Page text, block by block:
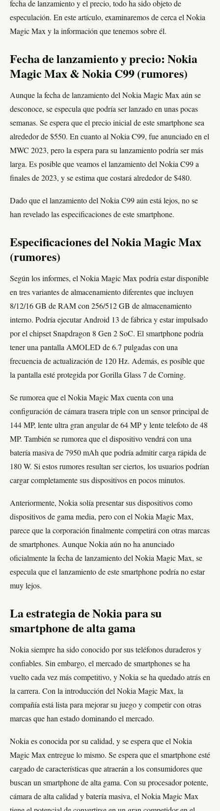
fecha de lanzamiento y el precio, todo ha sido objeto de
especulación. En este artículo, examinaremos de cerca el Nokia
Magic Max y la información que tenemos sobre él.
Fecha de lanzamiento y precio: Nokia
Magic Max & Nokia C99 (rumores)
Aunque la fecha de lanzamiento del Nokia Magic Max aún se
desconoce, se especula que podría ser lanzado en unas pocas
semanas. Se espera que el precio inicial de este smartphone sea
alrededor de $550. En cuanto al Nokia C99, fue anunciado en el
MWC 2023, pero la espera para su lanzamiento podría ser más
larga. Es posible que veamos el lanzamiento del Nokia C99 a
finales de 2023, y se estima que costará alrededor de $480.
Dado que el lanzamiento del Nokia C99 aún está lejos, no se
han revelado las especificaciones de este smartphone.
Especificaciones del Nokia Magic Max
(rumores)
Según los informes, el Nokia Magic Max podría estar disponible
en tres variantes de almacenamiento diferentes que incluyen
8/12/16 GB de RAM con 256/512 GB de almacenamiento
interno. Podría ejecutar Android 13 de fábrica y estar impulsado
por el chipset Snapdragon 8 Gen 2 SoC. El smartphone podría
tener una pantalla AMOLED de 6.7 pulgadas con una
frecuencia de actualización de 120 Hz. Además, es posible que
la pantalla esté protegida por Gorilla Glass 7 de Corning.
Se rumorea que el Nokia Magic Max cuenta con una
configuración de cámara trasera triple con un sensor principal de
144 MP, lente ultra gran angular de 64 MP y lente telefoto de 48
MP. También se rumorea que el dispositivo vendrá con una
batería masiva de 7950 mAh que podría admitir carga rápida de
180 W. Si estos rumores resultan ser ciertos, los usuarios podrían
cargar completamente sus dispositivos en pocos minutos.
Anteriormente, Nokia solía presentar sus dispositivos como
dispositivos de gama media, pero con el Nokia Magic Max,
parece que la corporación finalmente competirá con otras marcas
de smartphones. Aunque Nokia aún no ha anunciado
oficialmente la fecha de lanzamiento del Nokia Magic Max, se
especula que el lanzamiento de este smartphone podría no estar
muy lejos.
La estrategia de Nokia para su
smartphone de alta gama
Nokia siempre ha sido conocido por sus teléfonos duraderos y
confiables. Sin embargo, el mercado de smartphones se ha
vuelto cada vez más competitivo, y Nokia se ha quedado atrás en
la carrera. Con la introducción del Nokia Magic Max, la
compañía está lista para mejorar su juego y competir con otras
marcas que han estado dominando el mercado.
Nokia es conocida por su calidad, y se espera que el Nokia
Magic Max entregue lo mismo. Se espera que el smartphone esté
cargado de características que atraerán a los consumidores que
buscan un smartphone de alta gama. Con su procesador potente,
cámara de alta calidad y batería masiva, el Nokia Magic Max